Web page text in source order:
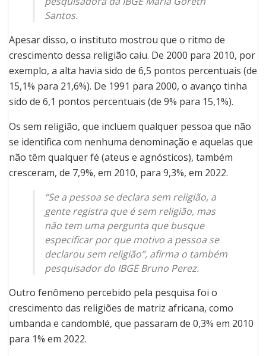
Santos.
Apesar disso, o instituto mostrou que o ritmo de
crescimento dessa religião caiu. De 2000 para 2010, por
exemplo, a alta havia sido de 6,5 pontos percentuais (de
15,1% para 21,6%). De 1991 para 2000, o avanço tinha
sido de 6,1 pontos percentuais (de 9% para 15,1%).
Os sem religião, que incluem qualquer pessoa que não
se identifica com nenhuma denominação e aquelas que
não têm qualquer fé (ateus e agnósticos), também
cresceram, de 7,9%, em 2010, para 9,3%, em 2022.
“Se a pessoa se declara sem religião, a
gente registra que é sem religião, mas
não tem uma pergunta que busque
especificar por que motivo a pessoa se
declarou sem religião”, afirma o também
pesquisador do IBGE Bruno Perez.
Outro fenômeno percebido pela pesquisa foi o
crescimento das religiões de matriz africana, como
umbanda e candomblé, que passaram de 0,3% em 2010
para 1% em 2022.